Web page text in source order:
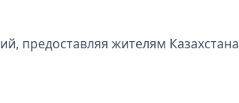
предоставляя жителям Казахстана